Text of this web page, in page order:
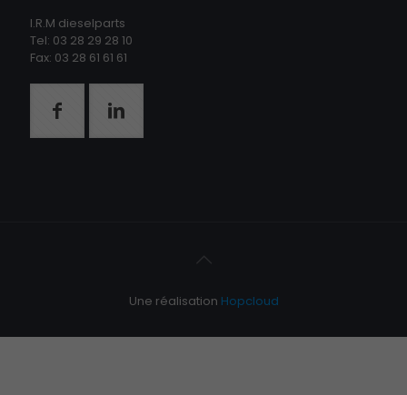
I.R.M dieselparts
Tel: 03 28 29 28 10
Fax: 03 28 61 61 61
Une réalisation Hopcloud